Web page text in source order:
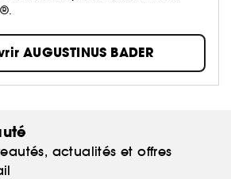
AUGUSTINUS BADER
actualités et offres